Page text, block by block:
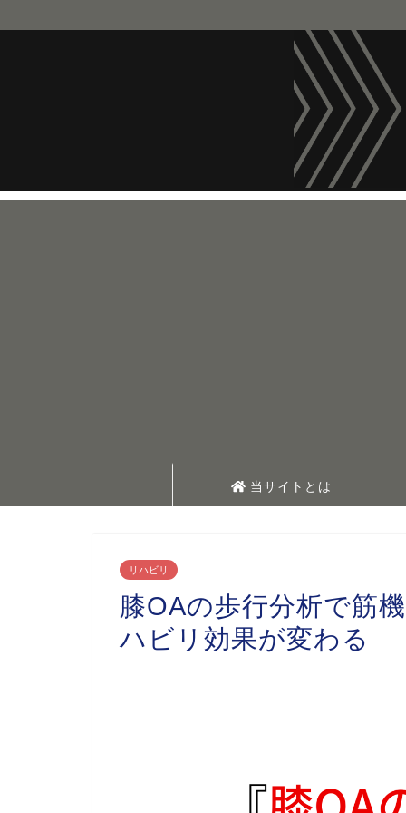
当サイトとは
リハビリ
膝OAの歩行分析で筋
ハビリ効果が変わる